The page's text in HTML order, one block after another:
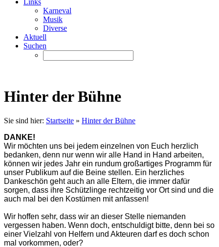
Links
Karneval
Musik
Diverse
Aktuell
Suchen
Hinter der Bühne
Sie sind hier: Startseite » Hinter der Bühne
DANKE!
Wir möchten uns bei jedem einzelnen von Euch herzlich
bedanken, denn nur wenn wir alle Hand in Hand arbeiten,
können wir jedes Jahr ein rundum großartiges Programm für
unser Publikum auf die Beine stellen. Ein herzliches
Dankeschön geht auch an alle Eltern, die immer dafür
sorgen, dass ihre Schützlinge rechtzeitig vor Ort sind und die
auch mal bei den Kostümen mit anfassen!
Wir hoffen sehr, dass wir an dieser Stelle niemanden
vergessen haben. Wenn doch, entschuldigt bitte, denn bei so
einer Vielzahl von Helfern und Akteuren darf es doch schon
mal vorkommen, oder?